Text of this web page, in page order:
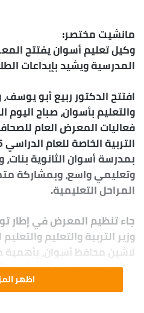
ل
ب
ر
د
ك
ت
ر
و
ي
مانشيت مختصر:
وكيل تعليم أسوان يفتتح
المدرسية ويشيد بإبداعات
افتتح الدكتور ربيع أبو يوسف،
فعاليات المعرض العام
بمدرسة أسوان الثانوية
وتعليمي واسع، وبمشاركة
المراحل التعليمية.
جاء تنظيم المعرض في إطار
وزير التربية والتعليم
لاشين محافظ أسوان، بأهمية
والثقافية باعتبارها أحد أهم
الطلاب واكتشاف مواهبهم،
اظهر